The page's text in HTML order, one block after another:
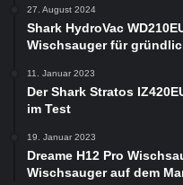
27. August 2024
Shark HydroVac
Wischsauger für
11. Januar 2023
Der Shark Stratos
im Test
19. Januar 2023
Dreame H12 Pro
Wischsauger auf dem